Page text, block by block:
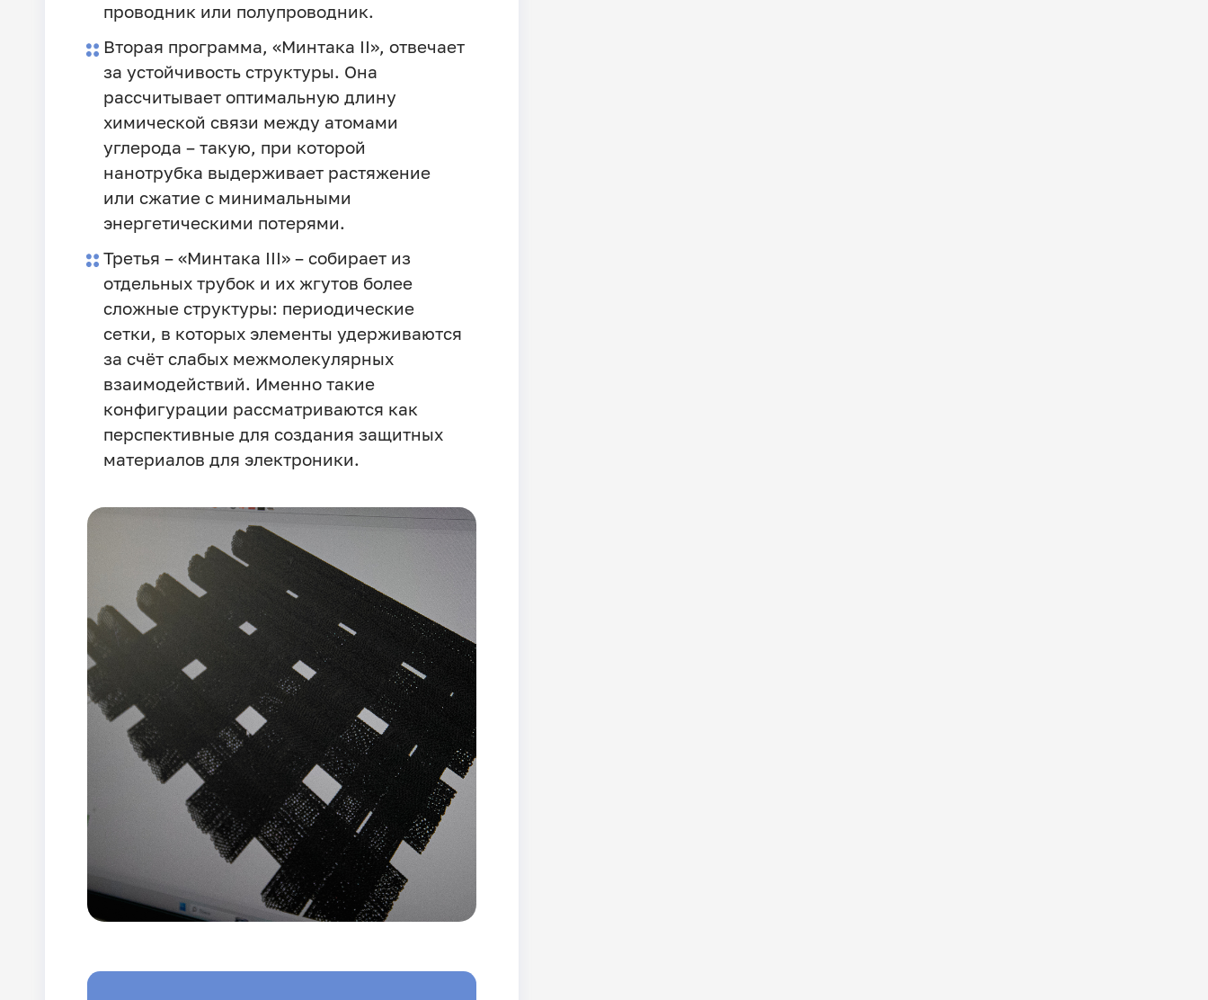
проводник или полупроводник.
Вторая программа, «Минтака II», отвечает
за устойчивость структуры. Она
рассчитывает оптимальную длину
химической связи между атомами
углерода – такую, при которой
нанотрубка выдерживает растяжение
или сжатие с минимальными
энергетическими потерями.
Третья – «Минтака III» – собирает из
отдельных трубок и их жгутов более
сложные структуры: периодические
сетки, в которых элементы удерживаются
за счёт слабых межмолекулярных
взаимодействий. Именно такие
конфигурации рассматриваются как
перспективные для создания защитных
материалов для электроники.